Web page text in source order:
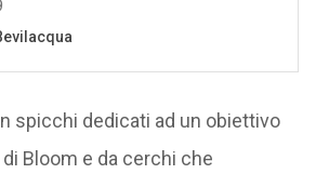
spicchi dedicati ad un obiettivo
Bloom e da cerchi che